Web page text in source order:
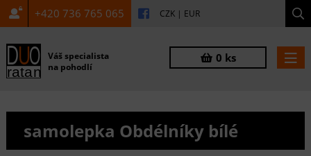
+420 736 765 065 CZK | EUR
Váš specialista
na pohodlí
0 ks
samolepka Obdélníky bílé